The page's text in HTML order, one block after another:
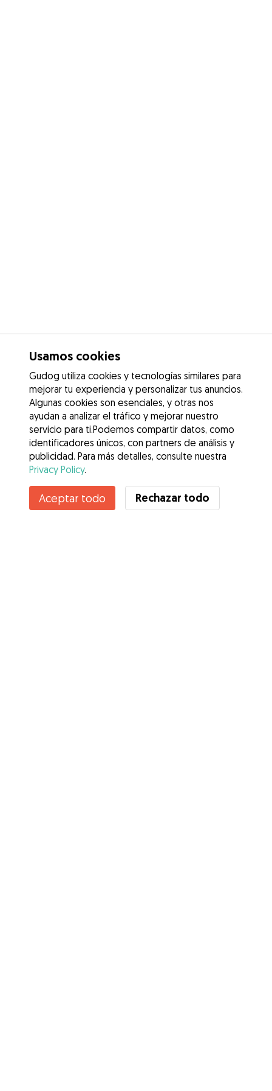
Contacta con Fernando
¿Conoces los Beneficios de Gudog? Ver más
Usamos cookies
Gudog utiliza cookies y tecnologías similares para
mejorar tu experiencia y personalizar tus anuncios.
Algunas cookies son esenciales, y otras nos
ayudan a analizar el tráfico y mejorar nuestro
servicio para ti.Podemos compartir datos, como
identificadores únicos, con partners de análisis y
publicidad. Para más detalles, consulte nuestra
Privacy Policy.
Aceptar todo Rechazar todo